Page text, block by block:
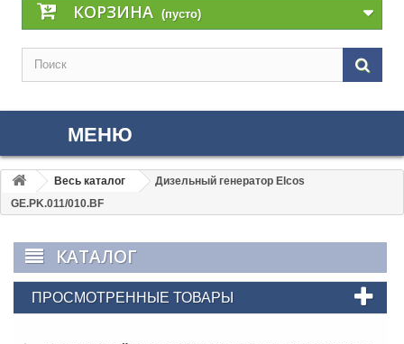
КОРЗИНА (пусто)
МЕНЮ
Весь каталог
Дизельный генератор Elcos
GE.PK.011/010.BF
КАТАЛОГ
ПРОСМОТРЕННЫЕ ТОВАРЫ